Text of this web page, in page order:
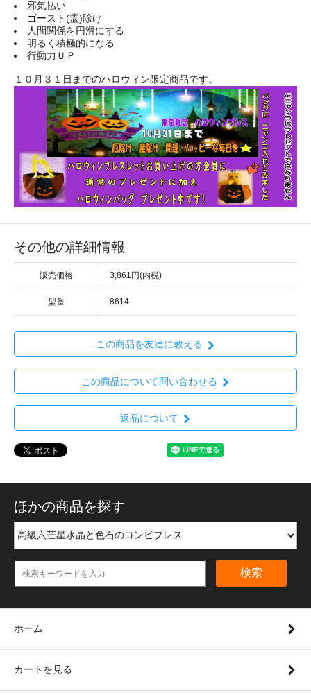
邪気払い
ゴースト(霊)除け
人間関係を円滑にする
明るく積極的になる
行動力ＵＰ
１０月３１日までのハロウィン限定商品です。
その他の詳細情報
販売価格 3,861円(内税)
型番 8614
この商品を友達に教える
この商品について問い合わせる
返品について
ほかの商品を探す
検索
ホーム
カートを見る